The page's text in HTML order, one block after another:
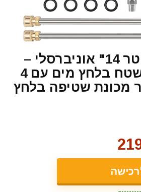
ערכת הליקופטר 14" אוניברסלי –
אביזר מנקה שטח בלחץ מים עם 4
מכונת שטיפה בלחץ